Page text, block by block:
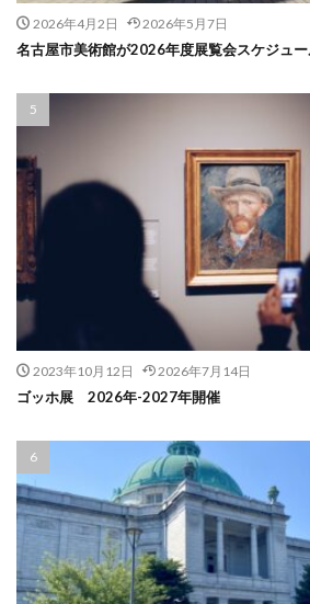
2026年4月2日 2026年5月7日
名古屋市美術館が2026年度展覧会スケジュ
2023年10月12日 2026年7月14日
ゴッホ展 2026年-2027年開催